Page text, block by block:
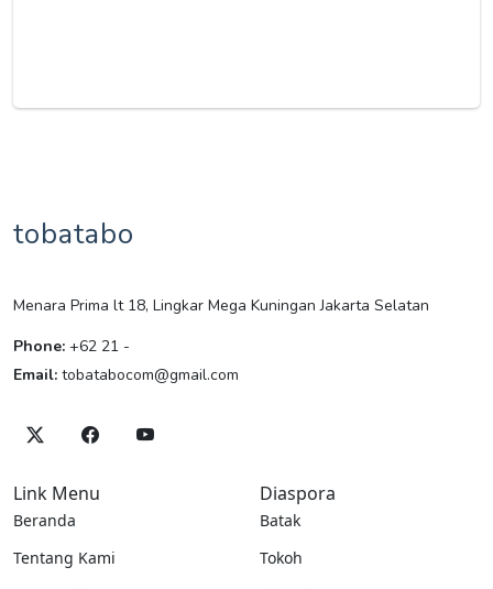
tobatabo
Menara Prima lt 18, Lingkar Mega Kuningan Jakarta Selatan
Phone: +62 21 -
Email: tobatabocom@gmail.com
Link Menu
Beranda
Tentang Kami
Diaspora
Batak
Tokoh